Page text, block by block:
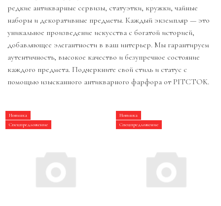
редкие антикварные сервизы, статуэтки, кружки, чайные
наборы и декоративные предметы. Каждый экземпляр — это
уникальное произведение искусства с богатой историей,
добавляющее элегантности в ваш интерьер. Мы гарантируем
аутентичность, высокое качество и безупречное состояние
каждого предмета. Подчеркните свой стиль и статус с
помощью изысканного антикварного фарфора от PITCTOK.
Новинка
Спецпредложение
Новинка
Спецпредложение